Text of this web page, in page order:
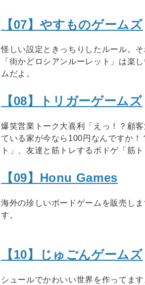
【07】やすものゲームズ
怪しい設定ときっちりしたルール。
「街かどロシアンルーレット」は楽
ムだよ。
【08】トリガーゲームズ
爆笑営業トーク大喜利「えっ！？顧
ている家が今なら100円なんですか
ト」、友達と筋トレするボドゲ「筋
【09】Honu Games
海外の珍しいボードゲームを販売し
す。
【10】じゅごんゲームズ
シュールでかわいい世界を作ってま